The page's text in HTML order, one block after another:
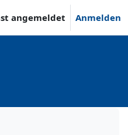
angemeldet Anmelden